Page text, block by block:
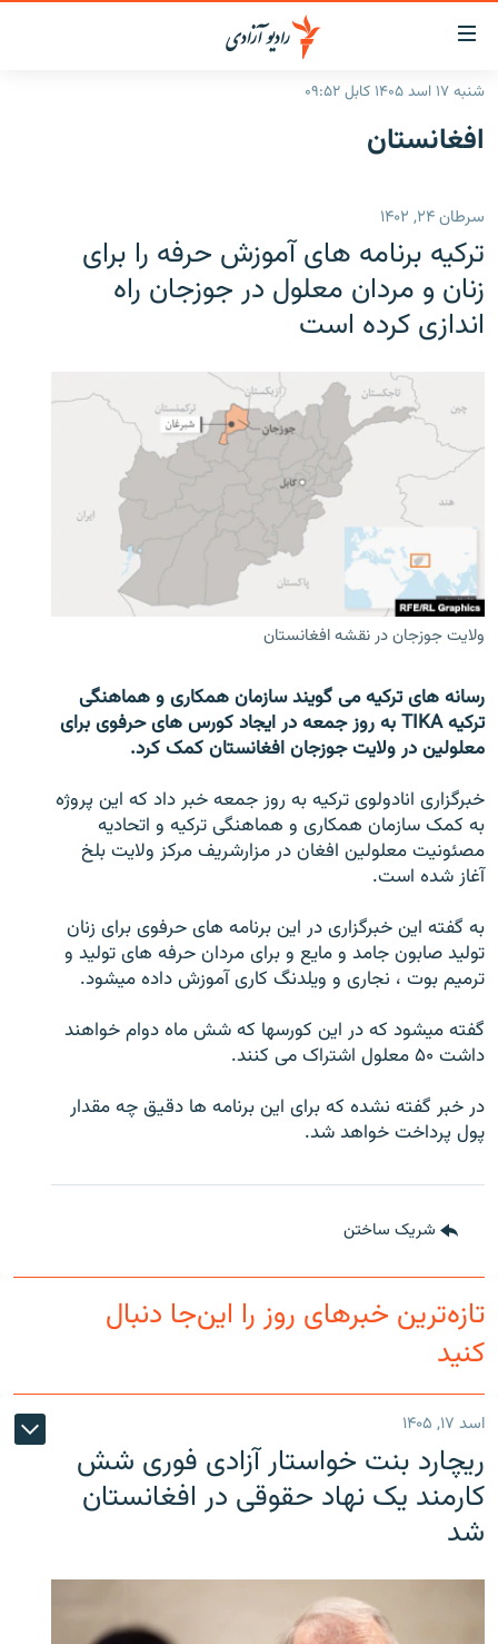
لینک‌های
قابل
دسترسی
بازگشت
بازگشت
منوی
اصلی
مراجعه
جستجو
صفحه نخست
گزارش‌ها
جهان
جدول نشرات
مصاحبه‌ها
برنامه‌ها
بحران مهاجرت
'کووید-۱۹'
صفحه پشتو
Azadi English
همۀ سایت‌های رادیو آزادی/ رادیو اروپای آزاد
شنبه ۱۷ اسد ۱۴۰۵ کابل ۰۹:۵۲
افغانستان
سرطان ۲۴, ۱۴۰۲
ترکیه برنامه های آموزش حرفه را برای
زنان و مردان معلول در جوزجان راه
اندازی کرده است
ولایت جوزجان در نقشه افغانستان
رسانه های ترکیه می گویند سازمان همکاری و هماهنگی
ترکیه TIKA به روز جمعه در ایجاد کورس های حرفوی برای
معلولین در ولایت جوزجان افغانستان کمک کرد.
خبرگزاری انادولوی ترکیه به روز جمعه خبر داد که این پروژه
به کمک سازمان همکاری و هماهنگی ترکیه و اتحادیه
مصئونیت معلولین افغان در مزارشریف مرکز ولایت بلخ
آغاز شده است.
به گفته این خبرگزاری در این برنامه های حرفوی برای زنان
تولید صابون جامد و مایع و برای مردان حرفه های تولید و
ترمیم بوت ، نجاری و ویلدنگ کاری آموزش داده میشود.
گفته میشود که در این کورسها که شش ماه دوام خواهند
داشت ۵۰ معلول اشتراک می کنند.
در خبر گفته نشده که برای این برنامه ها دقیق چه مقدار
پول پرداخت خواهد شد.
شریک ساختن
تازه‌ترین خبرهای روز را این‌جا دنبال
کنید
اسد ۱۷, ۱۴۰۵
ریچارد بنت خواستار آزادی فوری شش
کارمند یک نهاد حقوقی در افغانستان
شد